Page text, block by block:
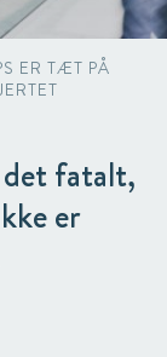
ER TÆT PÅ
fatalt,
er